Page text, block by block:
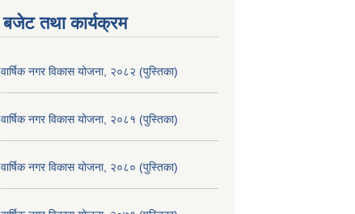
बजेट तथा कार्यक्रम
वार्षिक नगर विकास योजना, २०८२ (पुस्तिका)
वार्षिक नगर विकास योजना, २०८१ (पुस्तिका)
वार्षिक नगर विकास योजना, २०८० (पुस्तिका)